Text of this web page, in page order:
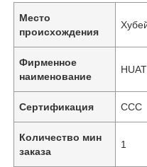
Место
происхождения
Фирменное
наименование
Сертификация CCC
Количество мин
заказа
1